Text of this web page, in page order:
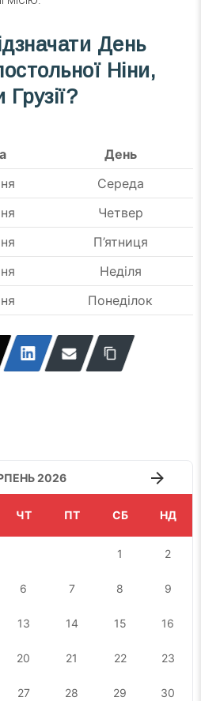
День
Ніни,
День
Середа
Четвер
П’ятниця
Неділя
Понеділок
2026
ЧТ ПТ СБ НД
1 2
6 7 8 9
13 14 15 16
20 21 22 23
27 28 29 30